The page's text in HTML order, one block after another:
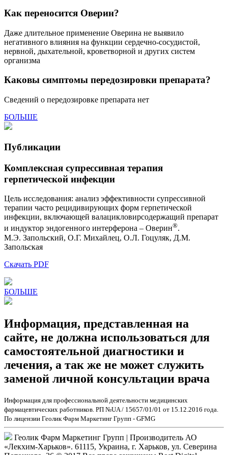
Как переносится Оверин?
Даже длительное применение Оверина не выявило
негативного влияния на функции сердечно-сосудистой,
нервной, дыхательной, кроветворной и других систем
организма
Каковы симптомы передозировки препарата?
Сведений о передозировке препарата нет
БОЛЬШЕ
Публикации
Комплексная супрессивная терапия
герпетической инфекции
Цель исследования: анализ эффективности супрессивной
терапии часто рецидивирующих форм герпетической
инфекции, включающей валацикловирсодержащий препарат
и индуктор эндогенного интерферона – Оверин®.
М.Э. Запольский, О.Г. Михайлец, О.Л. Гоцуляк, Д.М.
Запольская
Скачать PDF
БОЛЬШЕ
Информация, представленная на
сайте, не должна использоваться для
самостоятельной диагностики и
лечения, а так же не может служить
заменой личной консультации врача
Информация для профессиональной деятельности медицинских
фармацевтических работников. РП №UA / 15657/01/01 от 15.12.2016 года.
По лицензии Геолик Фарм Маркетинг Групп - GFMG
Геолик Фарм Маркетинг Групп | Производитель АО
«Лекхим-Харьков». 61115, Украина, г. Харьков, ул. Северина